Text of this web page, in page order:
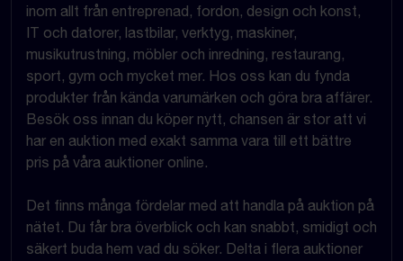
inom allt från entreprenad, fordon, design och konst,
IT och datorer, lastbilar, verktyg, maskiner,
musikutrustning, möbler och inredning, restaurang,
sport, gym och mycket mer. Hos oss kan du fynda
produkter från kända varumärken och göra bra affärer.
Besök oss innan du köper nytt, chansen är stor att vi
har en auktion med exakt samma vara till ett bättre
pris på våra auktioner online.
Det finns många fördelar med att handla på auktion på
nätet. Du får bra överblick och kan snabbt, smidigt och
säkert buda hem vad du söker. Delta i flera auktioner